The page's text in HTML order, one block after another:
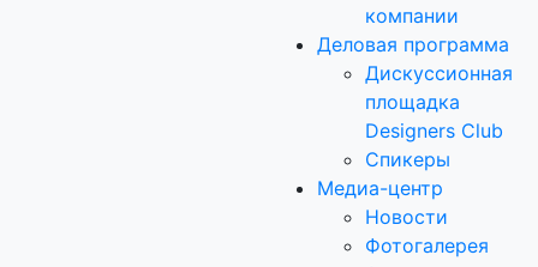
компании
Деловая программа
Дискуссионная
площадка
Designers Club
Спикеры
Медиа-центр
Новости
Фотогалерея